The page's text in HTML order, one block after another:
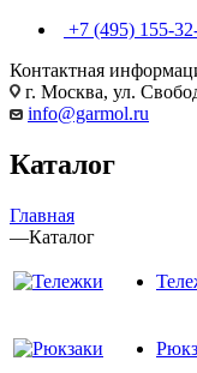
+7 (495) 155-
Контактная
г. Москва, ул.
info@garmol.ru
Каталог
Главная
—Каталог